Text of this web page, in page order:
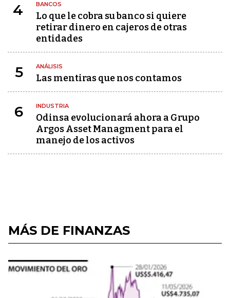
4 BANCOS
Lo que le cobra su banco si quiere
retirar dinero en cajeros de otras
entidades
5 ANÁLISIS
Las mentiras que nos contamos
6 INDUSTRIA
Odinsa evolucionará ahora a Grupo
Argos Asset Managment para el
manejo de los activos
MÁS DE FINANZAS